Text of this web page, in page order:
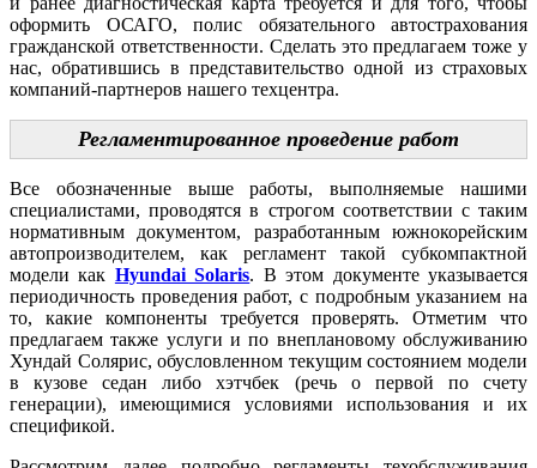
оформить ОСАГО, полис обязательного автострахования
гражданской ответственности. Сделать это предлагаем тоже у
нас, обратившись в представительство одной из страховых
компаний-партнеров нашего техцентра.
Регламентированное проведение работ
Все обозначенные выше работы, выполняемые нашими
специалистами, проводятся в строгом соответствии с таким
нормативным документом, разработанным южнокорейским
автопроизводителем, как регламент такой субкомпактной
модели как Hyundai Solaris. В этом документе указывается
периодичность проведения работ, с подробным указанием на
то, какие компоненты требуется проверять. Отметим что
предлагаем также услуги и по внеплановому обслуживанию
Хундай Солярис, обусловленном текущим состоянием модели
в кузове седан либо хэтчбек (речь о первой по счету
генерации), имеющимися условиями использования и их
спецификой.